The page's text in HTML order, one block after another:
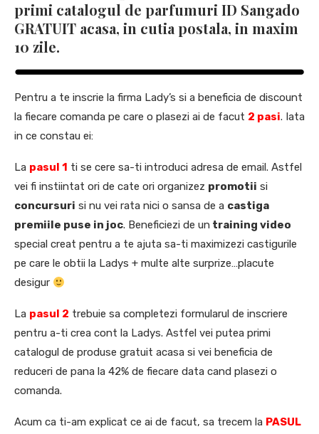
primi catalogul de parfumuri ID Sangado
GRATUIT acasa, in cutia postala, in maxim
10 zile.
Pentru a te inscrie la firma Lady’s si a beneficia de discount
la fiecare comanda pe care o plasezi ai de facut 2 pasi. Iata
in ce constau ei:
La pasul 1 ti se cere sa-ti introduci adresa de email. Astfel
vei fi instiintat ori de cate ori organizez promotii si
concursuri si nu vei rata nici o sansa de a castiga
premiile puse in joc. Beneficiezi de un training video
special creat pentru a te ajuta sa-ti maximizezi castigurile
pe care le obtii la Ladys + multe alte surprize…placute
desigur
La pasul 2 trebuie sa completezi formularul de inscriere
pentru a-ti crea cont la Ladys. Astfel vei putea primi
catalogul de produse gratuit acasa si vei beneficia de
reduceri de pana la 42% de fiecare data cand plasezi o
comanda.
Acum ca ti-am explicat ce ai de facut, sa trecem la PASUL